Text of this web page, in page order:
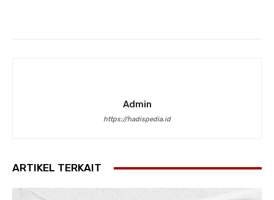
Admin
https://hadispedia.id
ARTIKEL TERKAIT